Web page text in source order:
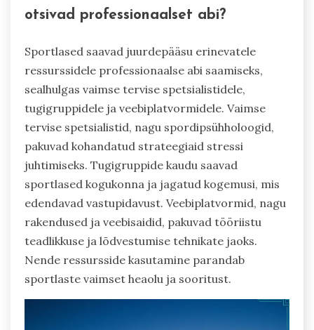
otsivad professionaalset abi?
Sportlased saavad juurdepääsu erinevatele
ressurssidele professionaalse abi saamiseks,
sealhulgas vaimse tervise spetsialistidele,
tugigruppidele ja veebiplatvormidele. Vaimse
tervise spetsialistid, nagu spordipsühholoogid,
pakuvad kohandatud strateegiaid stressi
juhtimiseks. Tugigruppide kaudu saavad
sportlased kogukonna ja jagatud kogemusi, mis
edendavad vastupidavust. Veebiplatvormid, nagu
rakendused ja veebisaidid, pakuvad tööriistu
teadlikkuse ja lõdvestumise tehnikate jaoks.
Nende ressursside kasutamine parandab
sportlaste vaimset heaolu ja sooritust.